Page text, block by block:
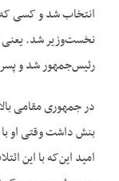
انتخاب شد و کسی که
نخست‌وزیر شد. یعنی
رئیس‌جمهور شد و
در جمهوری مقامی
بنش داشت وقتی او
امید این‌که با این